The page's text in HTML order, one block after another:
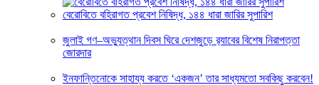
বেরোবিতে বহিরাগত প্রবেশ নিষিদ্ধ, ১৪৪ ধারা জারির সুপারিশ
জুলাই গণ–অভ্যুত্থান দিবস ঘিরে দেশজুড়ে র‌্যাবের বিশেষ নিরাপত্তা
জোরদার
ইনফান্তিনোকে সাহায্য করতে ‘একজন’ তার সাধ্যমতো সবকিছু করবেন!